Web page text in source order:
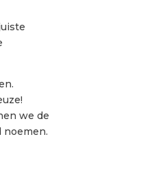
we de
noemen.